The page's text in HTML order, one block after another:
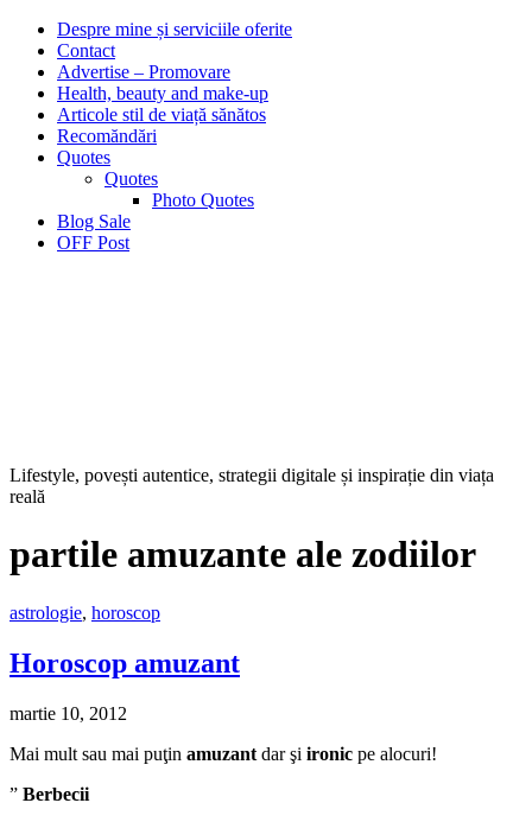
Despre mine și serviciile oferite
Contact
Advertise – Promovare
Health, beauty and make-up
Articole stil de viață sănătos
Recomăndări
Quotes
Quotes
Photo Quotes
Blog Sale
OFF Post
Lifestyle, povești autentice, strategii digitale și inspirație din viața
reală
partile amuzante ale zodiilor
astrologie, horoscop
Horoscop amuzant
martie 10, 2012
Mai mult sau mai puţin amuzant dar şi ironic pe alocuri!
” Berbecii